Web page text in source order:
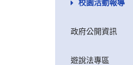
校園活動報導
政府公開資訊
遊說法專區